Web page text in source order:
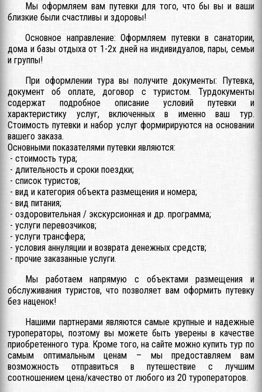
Мы оформляем вам путевки для того, что бы вы и ваши
близкие были счастливы и здоровы!
Основное направление: Оформляем путевки в санатории,
дома и базы отдыха от 1-2х дней на индивидуалов, пары, семьи
и группы!
При оформлении тура вы получите документы: Путевка,
документ об оплате, договор с туристом. Турдокументы
содержат подробное описание условий путевки и
характеристику услуг, включенных в именно ваш тур.
Стоимость путевки и набор услуг формирируются на основании
вашего заказа.
Основными показателями путевки являются:
- стоимость тура;
- длительность и сроки поездки;
- список туристов;
- вид и категория объекта размещения и номера;
- вид питания;
- оздоровительная / экскурсионная и др. программа;
- услуги перевозчиков;
- услуги трансфера;
- условия аннуляции и возврата денежных средств;
- прочие заказанные услуги.
Мы работаем напрямую с объектами размещения и
обслуживания туристов, что позволяет вам оформить путевку
без наценок!
Нашими партнерами являются самые крупные и надежные
туроператоры, поэтому вы можете быть уверены в качестве
приобретенного тура. Кроме того, на сайте можно купить тур по
самым оптимальным ценам – мы предоставляем вам
возможность отправиться в путешествие с лучшим
соотношением цена/качество от любого из 20 туроператоров.